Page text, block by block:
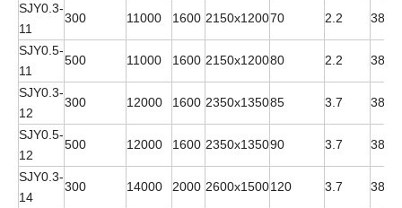
SJY0.3-
11
300 11000 1600 2150x120070 2.2
SJY0.5-
11
500 11000 1600 2150x120080 2.2
SJY0.3-
12
300 12000 1600 2350x135085 3.7
SJY0.5-
12
500 12000 1600 2350x135090 3.7
SJY0.3-
14
300 14000 2000 2600x1500120 3.7